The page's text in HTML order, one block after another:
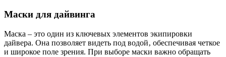
Маски для дайвинга
Маска – это один из ключевых элементов экипировки
дайвера. Она позволяет видеть под водой‚ обеспечивая четкое
и широкое поле зрения. При выборе маски важно обращать